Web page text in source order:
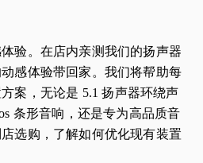
验。在店内亲测我们的扬声器
感体验带回家。我们将帮助每
案，无论是 5.1 扬声器环绕声
条形音响，还是专为高品质音
选购，了解如何优化现有装置